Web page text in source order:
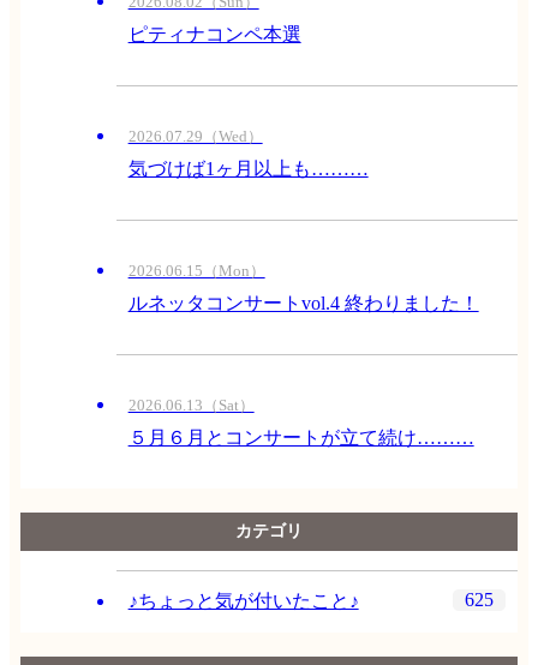
ピティナコンペ本選
2026.07.29（Wed）
気づけば1ヶ月以上も………
2026.06.15（Mon）
ルネッタコンサートvol.4 終わりました！
2026.06.13（Sat）
５月６月とコンサートが立て続け………
カテゴリ
♪ちょっと気が付いたこと♪ 625